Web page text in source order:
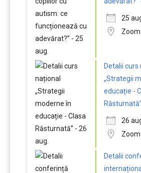
25
Zoom
Detalii curs
„Strategii
educație -
26
Zoom
Detalii